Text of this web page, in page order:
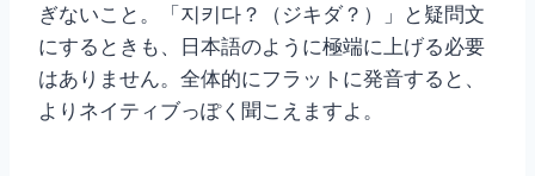
ぎないこと。「지키다？（ジキダ？）」と疑問文
にするときも、日本語のように極端に上げる必要
はありません。全体的にフラットに発音すると、
よりネイティブっぽく聞こえますよ。